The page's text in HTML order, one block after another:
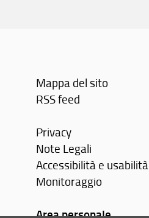
Mappa del sito
RSS feed
Privacy
Note Legali
Accessibilità e usabilità
Monitoraggio
Area personale